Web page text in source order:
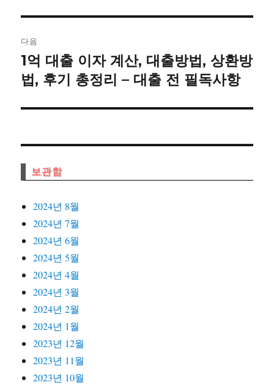
게
이
션
다음
다
음
1억 대출 이자 계산, 대출방법, 상환방
법, 후기 총정리 – 대출 전 필독사항
보관함
2024년 8월
2024년 7월
2024년 6월
2024년 5월
2024년 4월
2024년 3월
2024년 2월
2024년 1월
2023년 12월
2023년 11월
2023년 10월